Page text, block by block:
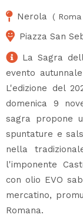
Nerola ( Roma
Piazza San
La Sagra
evento
L'edizione del
domenica 9
sagra propone
spuntature e
nella
l'imponente
con olio EVO
mercatino,
Romana.